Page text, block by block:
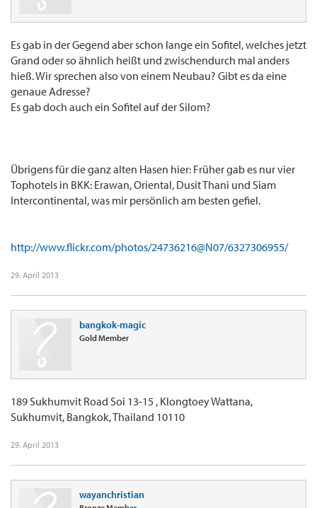
Es gab in der Gegend aber schon lange ein Sofitel, welches jetzt
Grand oder so ähnlich heißt und zwischendurch mal anders
hieß. Wir sprechen also von einem Neubau? Gibt es da eine
genaue Adresse?
Es gab doch auch ein Sofitel auf der Silom?
Übrigens für die ganz alten Hasen hier: Früher gab es nur vier
Tophotels in BKK: Erawan, Oriental, Dusit Thani und Siam
Intercontinental, was mir persönlich am besten gefiel.
http://www.flickr.com/photos/24736216@N07/6327306955/
29. April 2013
bangkok-magic
Gold Member
189 Sukhumvit Road Soi 13-15 , Klongtoey Wattana,
Sukhumvit, Bangkok, Thailand 10110
29. April 2013
wayanchristian